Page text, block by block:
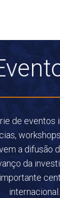
de
a difusão
da
internacional.